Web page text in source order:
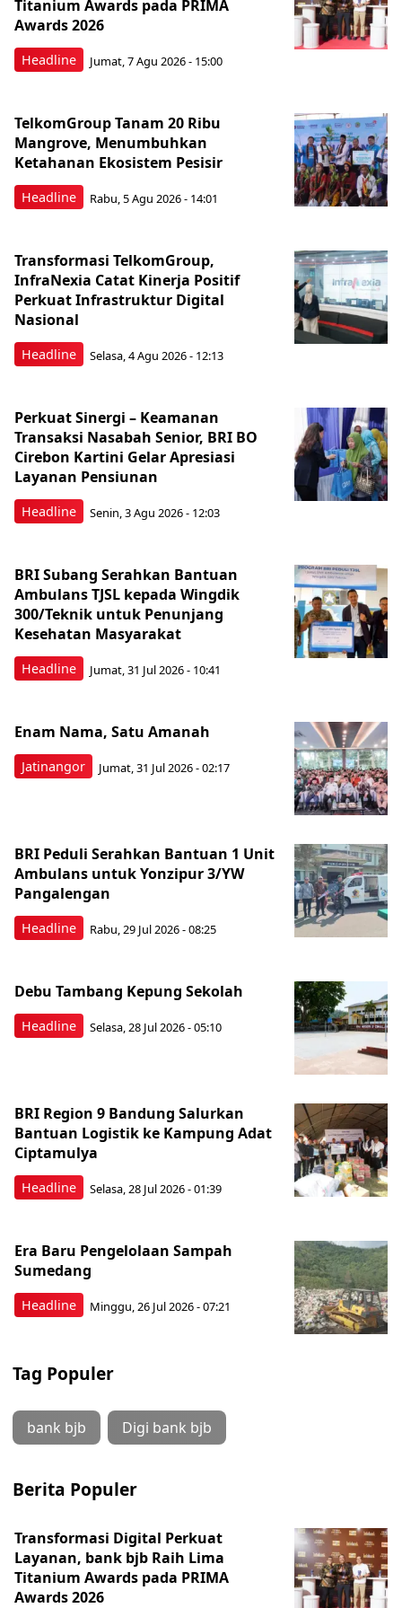
Headline
Titanium Awards pada PRIMA
Awards 2026
Jumat, 7 Agu 2026 - 15:00
Headline
TelkomGroup Tanam 20 Ribu
Mangrove, Menumbuhkan
Ketahanan Ekosistem Pesisir
Rabu, 5 Agu 2026 - 14:01
Headline
Transformasi TelkomGroup,
InfraNexia Catat Kinerja Positif
Perkuat Infrastruktur Digital
Nasional
Selasa, 4 Agu 2026 - 12:13
Headline
Perkuat Sinergi – Keamanan
Transaksi Nasabah Senior, BRI BO
Cirebon Kartini Gelar Apresiasi
Layanan Pensiunan
Senin, 3 Agu 2026 - 12:03
Headline
BRI Subang Serahkan Bantuan
Ambulans TJSL kepada Wingdik
300/Teknik untuk Penunjang
Kesehatan Masyarakat ​
Jumat, 31 Jul 2026 - 10:41
Jatinangor
Enam Nama, Satu Amanah
Jumat, 31 Jul 2026 - 02:17
Headline
BRI Peduli Serahkan Bantuan 1 Unit
Ambulans untuk Yonzipur 3/YW
Pangalengan
Rabu, 29 Jul 2026 - 08:25
Headline
Debu Tambang Kepung Sekolah
Selasa, 28 Jul 2026 - 05:10
Headline
BRI Region 9 Bandung Salurkan
Bantuan Logistik ke Kampung Adat
Ciptamulya
Selasa, 28 Jul 2026 - 01:39
Headline
Era Baru Pengelolaan Sampah
Sumedang
Minggu, 26 Jul 2026 - 07:21
Tag Populer
bank bjb Digi bank bjb
Berita Populer
Transformasi Digital Perkuat
Layanan, bank bjb Raih Lima
Titanium Awards pada PRIMA
Awards 2026